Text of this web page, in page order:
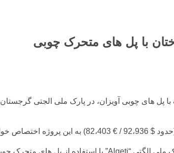
با پل های متحرک چوبی
پل های چوبی آویزان، در پارک ملی الجتی گرجستان